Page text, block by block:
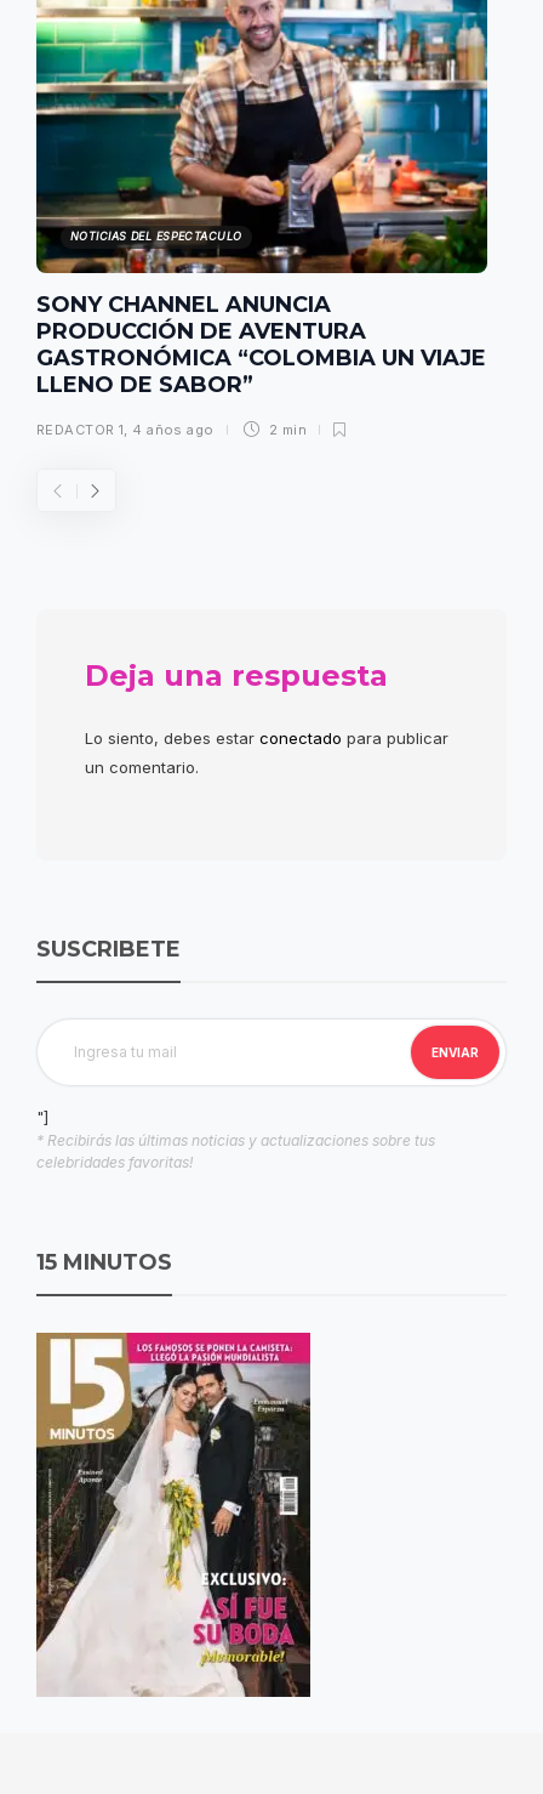
NOTICIAS DEL ESPECTACULO
SONY CHANNEL ANUNCIA
PRODUCCIÓN DE AVENTURA
GASTRONÓMICA “COLOMBIA UN VIAJE
LLENO DE SABOR”
REDACTOR 1, 4 años ago 2 min
Deja una respuesta
Lo siento, debes estar conectado para publicar
un comentario.
SUSCRIBETE
"]
* Recibirás las últimas noticias y actualizaciones sobre tus
celebridades favoritas!
15 MINUTOS